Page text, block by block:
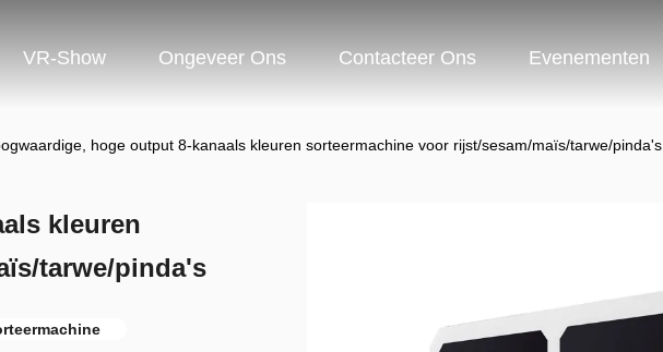
VR-Show Ongeveer Ons Contacteer Ons Evenementen
hoge output 8-kanaals kleuren sorteermachine voor rijst/sesam/maïs/tarwe/pinda's
kleuren
tarwe/pinda's